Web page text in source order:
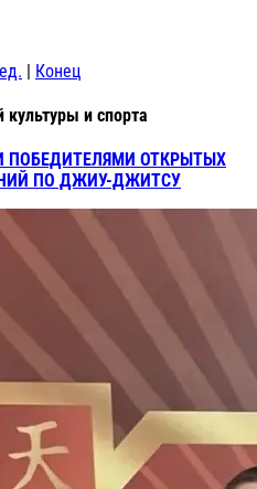
| Конец
культуры и спорта
ПОБЕДИТЕЛЯМИ ОТКРЫТЫХ
ПО ДЖИУ-ДЖИТСУ